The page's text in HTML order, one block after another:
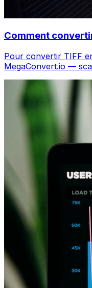
Comment
Pour convertir TIFF
MegaConvert.io —